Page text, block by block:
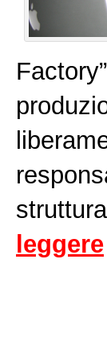
leggere